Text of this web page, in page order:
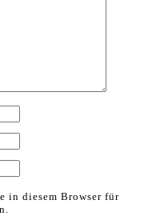
in diesem Browser für